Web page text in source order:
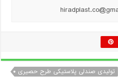
تولیدی صندلی پلاستیکی طرح حصیری